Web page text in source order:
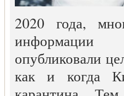
2020 года,
опубликовали
как и когда